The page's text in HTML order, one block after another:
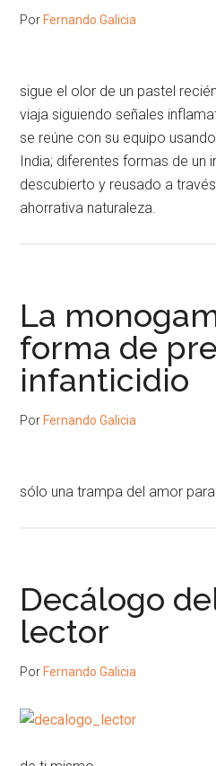
Por Fernando Galicia
sigue el olor de un pastel
viaja siguiendo señales
se reúne con su equipo
India; diferentes formas de un
descubierto y reusado a
ahorrativa naturaleza.
La
forma de
infanticidio
Por Fernando Galicia
sólo una trampa del amor
Decálogo
lector
Por Fernando Galicia